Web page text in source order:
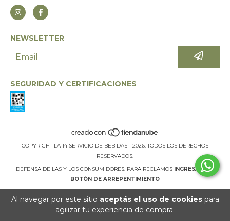
Al navegar por este sitio aceptás el uso de cookiespara
agilizar tu experiencia de compra.
NEWSLETTER
SEGURIDAD Y CERTIFICACIONES
COPYRIGHT LA 14 SERVICIO DE BEBIDAS - 2026. TODOS LOS DERECHOS
RESERVADOS.
DEFENSA DE LAS Y LOS CONSUMIDORES. PARA RECLAMOS
INGRESÁ ACÁ.
BOTÓN DE ARREPENTIMIENTO